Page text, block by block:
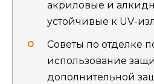
акриловые и
устойчивые к UV-
Советы по отделке
использование
дополнительной